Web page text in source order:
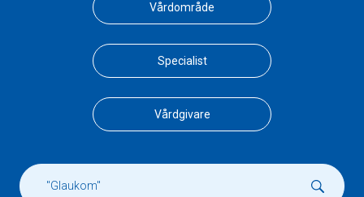
Vårdområde
Specialist
Vårdgivare